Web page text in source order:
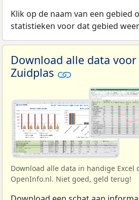
Klik op de naam van een gebied
statistieken voor dat gebied
Download alle data
Zuidplas
Download alle data in handige Excel
OpenInfo.nl. Niet goed, geld terug!